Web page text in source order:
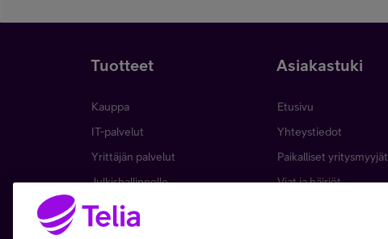
Tuotteet
Kauppa
IT-palvelut
Yrittäjän palvelut
Julkishallinnolle
Wholesale
Business
Asiakastuki
Etusivu
Yhteystiedot
Paikalliset yritysmyyjät
Viat ja häiriöt